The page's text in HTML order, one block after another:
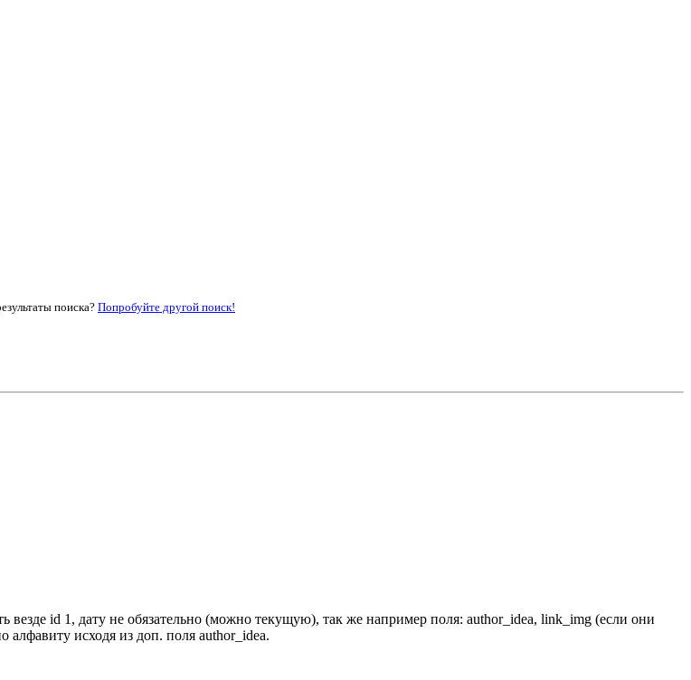
поиска?Попробуйте другой поиск!
id 1, дату не обязательно (можно текущую), так же например поля: author_idea, link_img (если они
алфавиту исходя из доп. поля author_idea.